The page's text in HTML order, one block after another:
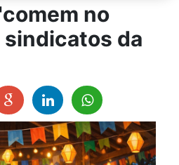
no
da